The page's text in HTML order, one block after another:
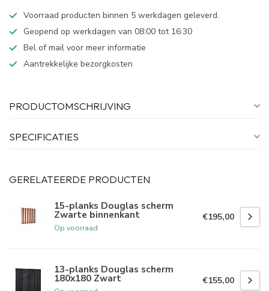
Voorraad producten binnen 5 werkdagen geleverd.
Geopend op werkdagen van 08:00 tot 16:30
Bel of mail voor meer informatie
Aantrekkelijke bezorgkosten
PRODUCTOMSCHRIJVING
SPECIFICATIES
GERELATEERDE PRODUCTEN
15-planks Douglas scherm
Zwarte binnenkant
Op voorraad
€195,00
13-planks Douglas scherm
180x180 Zwart €155,00